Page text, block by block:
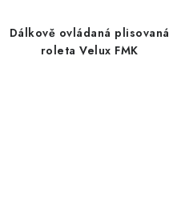
Dálkově ovládaná plisovaná
roleta Velux FMK